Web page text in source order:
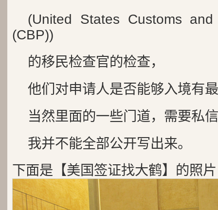
(United States Customs
(CBP))
的移民检查官的检查，
他们对申请人是否能够入境有
当然里面的一些门道，需要私
我并不能全部公开写出来。
下面是【美国签证找大鹤】的照片